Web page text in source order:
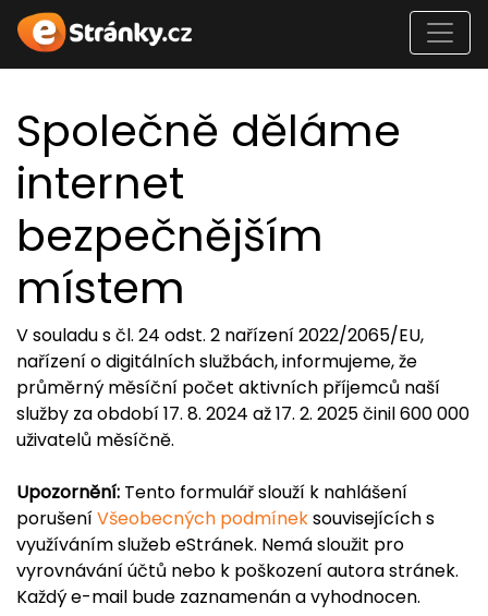
Společně děláme
internet
bezpečnějším
místem
V souladu s čl. 24 odst. 2 nařízení 2022/2065/EU,
nařízení o digitálních službách, informujeme, že
průměrný měsíční počet aktivních příjemců naší
služby za období 17. 8. 2024 až 17. 2. 2025 činil 600 000
uživatelů měsíčně.
Upozornění: Tento formulář slouží k nahlášení
porušeníVšeobecných podmíneksouvisejících s
využíváním služeb eStránek. Nemá sloužit pro
vyrovnávání účtů nebo k poškození autora stránek.
Každý e-mail bude zaznamenán a vyhodnocen.